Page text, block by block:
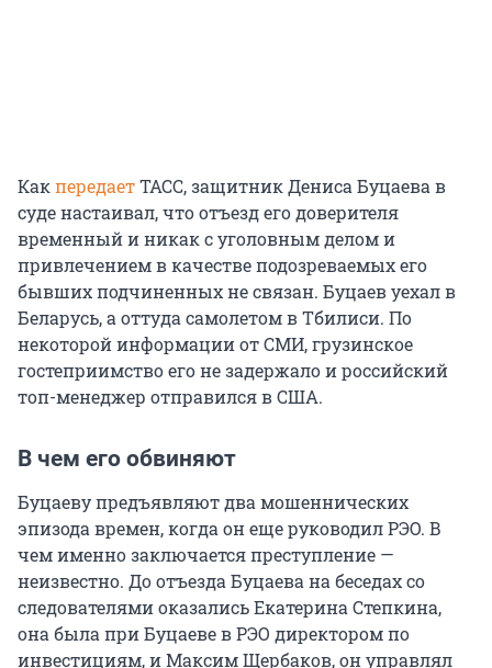
КакпередаетТАСС, защитник Дениса Буцаева в
суде настаивал, что отъезд его доверителя
временный и никак с уголовным делом и
привлечением в качестве подозреваемых его
бывших подчиненных не связан. Буцаев уехал в
Беларусь, а оттуда самолетом в Тбилиси. По
некоторой информации от СМИ, грузинское
гостеприимство его не задержало и российский
топ-менеджер отправился в США.
В чем его обвиняют
Буцаеву предъявляют два мошеннических
эпизода времен, когда он еще руководил РЭО. В
чем именно заключается преступление —
неизвестно. До отъезда Буцаева на беседах со
следователями оказались Екатерина Степкина,
она была при Буцаеве в РЭО директором по
инвестициям, и Максим Щербаков, он управлял